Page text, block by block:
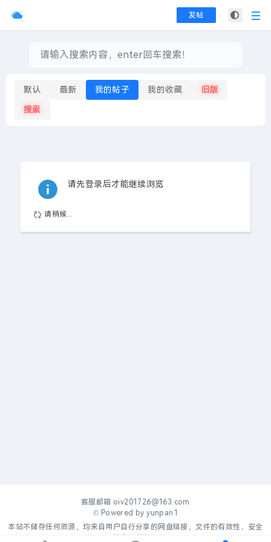
发帖
默认 最新 我的帖子 我的收藏 旧版
搜索
请先登录后才能继续浏览
请稍候...
客服邮箱 oiv201726@163.com
© Powered byyunpan1
本站不储存任何资源，均来自用户自行分享的网盘链接，文件的有效性、安全